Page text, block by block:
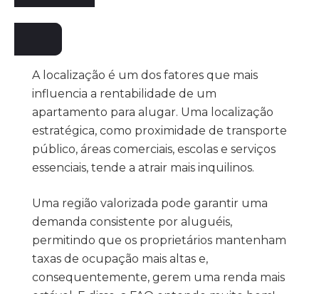
A localização é um dos fatores que mais
influencia a rentabilidade de um
apartamento para alugar. Uma localização
estratégica, como proximidade de transporte
público, áreas comerciais, escolas e serviços
essenciais, tende a atrair mais inquilinos.
Uma região valorizada pode garantir uma
demanda consistente por aluguéis,
permitindo que os proprietários mantenham
taxas de ocupação mais altas e,
consequentemente, gerem uma renda mais